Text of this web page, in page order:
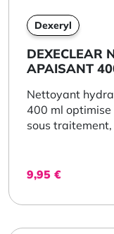
Dexeryl
DEXECLEAR
APAISANT
Nettoyant
400 ml optimise
sous
9,95 €